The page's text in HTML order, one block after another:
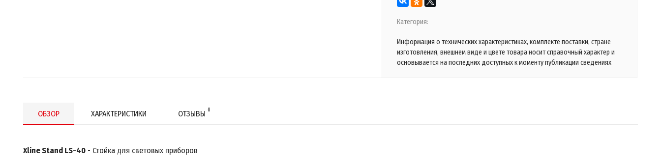
Категория:
Информация о технических характеристиках, комплекте поставки, стране
изготовления, внешнем виде и цвете товара носит справочный характер и
основывается на последних доступных к моменту публикации сведениях
ОБЗОР ХАРАКТЕРИСТИКИ ОТЗЫВЫ 0
Xline Stand LS-40 - Стойка для световых приборов